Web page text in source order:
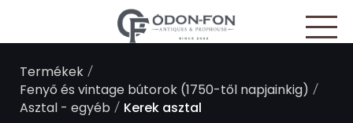
Termékek/
Fenyő és vintage bútorok (1750-től napjainkig) /
Asztal - egyéb / Kerek asztal